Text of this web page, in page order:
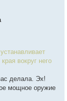
вокруг него
делала. Эх!
мощное оружие